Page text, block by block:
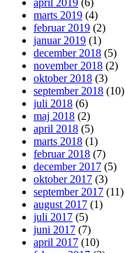
marts 2019 (4)
februar 2019 (2)
januar 2019 (1)
december 2018 (5)
november 2018 (2)
oktober 2018 (3)
september 2018 (10)
juli 2018 (6)
maj 2018 (2)
april 2018 (5)
marts 2018 (1)
februar 2018 (7)
december 2017 (5)
oktober 2017 (3)
september 2017 (11)
august 2017 (1)
juli 2017 (5)
juni 2017 (7)
april 2017 (10)